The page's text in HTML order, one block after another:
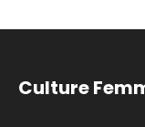
Culture